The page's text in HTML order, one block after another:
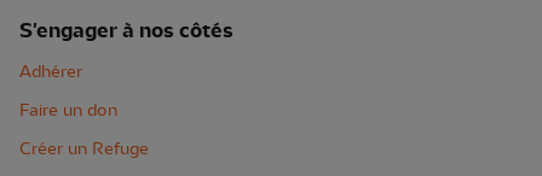
S'engager à nos côtés
Adhérer
Faire un don
Créer un Refuge